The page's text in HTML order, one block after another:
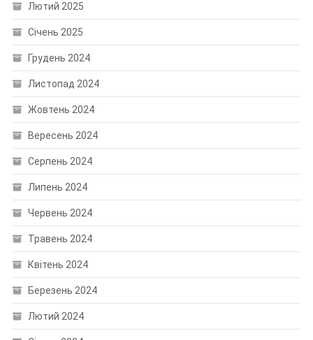
Лютий 2025
Січень 2025
Грудень 2024
Листопад 2024
Жовтень 2024
Вересень 2024
Серпень 2024
Липень 2024
Червень 2024
Травень 2024
Квітень 2024
Березень 2024
Лютий 2024